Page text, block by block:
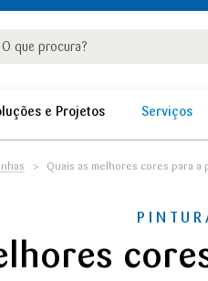
Procurar
Procurar
e Projetos Serviços
Quais as melhores cores para a